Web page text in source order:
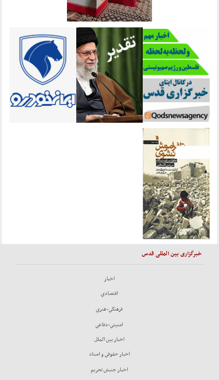
خبرگزاری بین المللی قدس
اخبار
اقتصادي
فرهنگي-هنري
امنيتي-دفاعي
اخبار بين الملل
اخبار حقوقي و اسناد
اخبار جنبش تحريم